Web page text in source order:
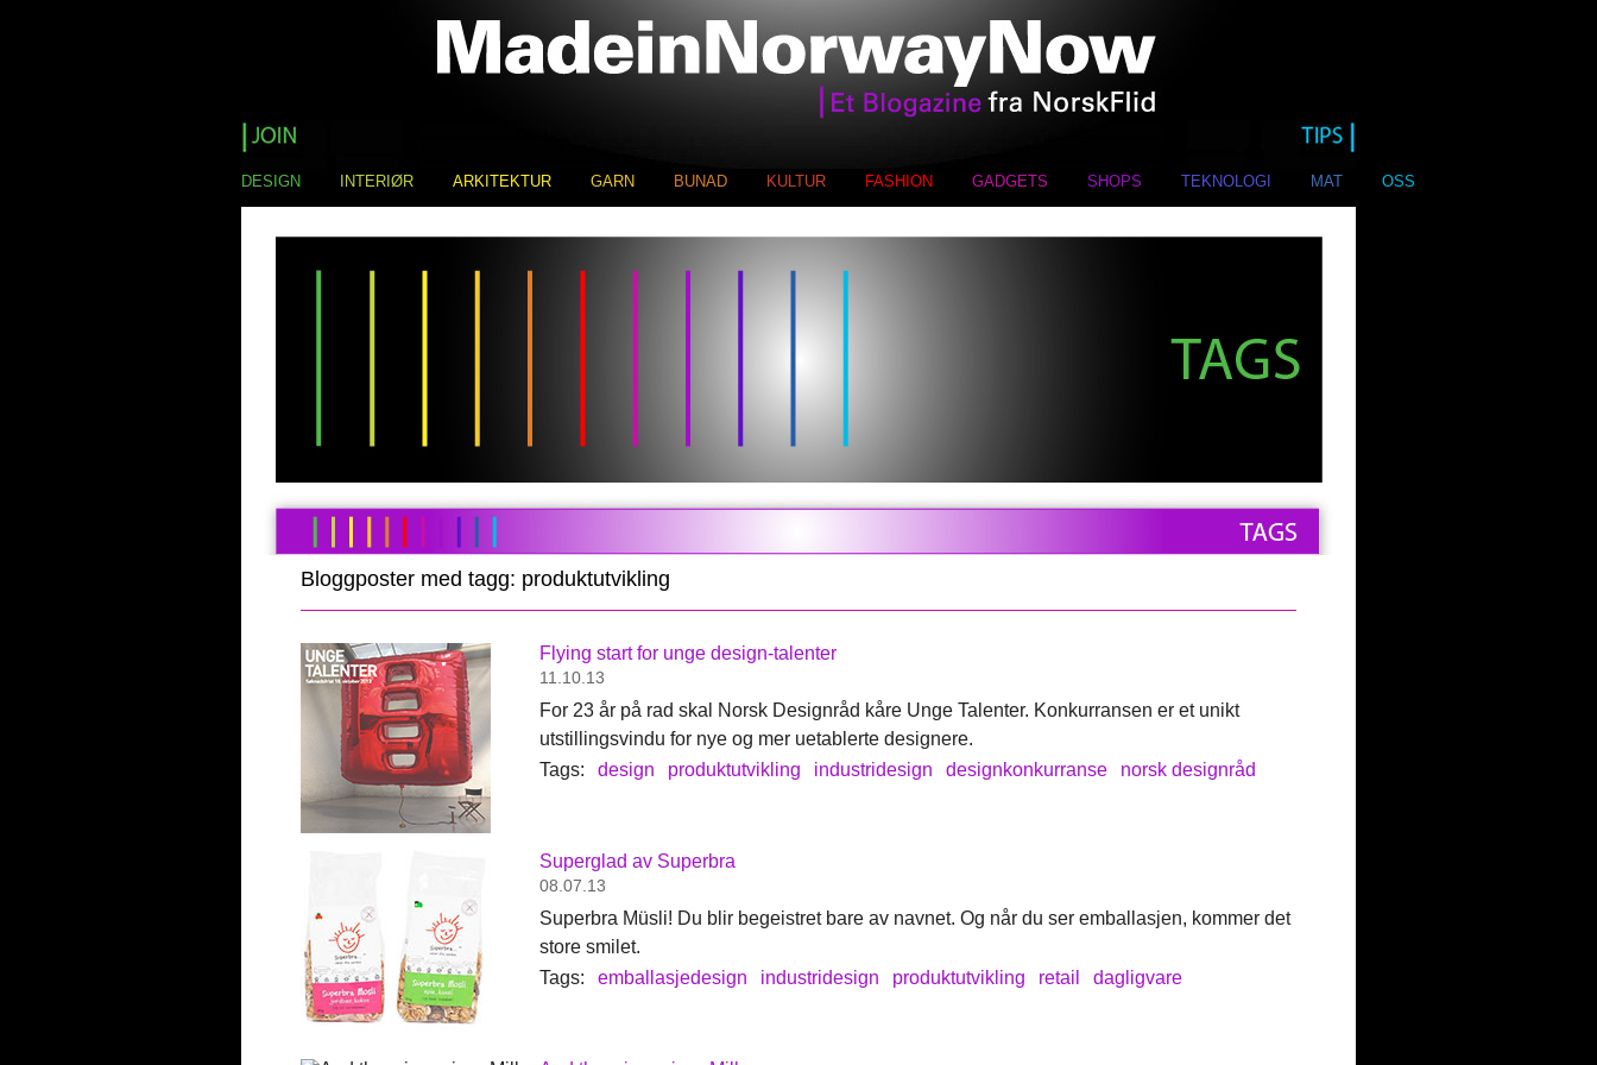
DESIGN INTERIØR ARKITEKTUR GARN BUNAD KULTUR FASHION GADGETS SHOPS TEKNOLOGI MAT OSS
Bloggposter med tagg: produktutvikling
Flying start for unge design-talenter
11.10.13
For 23 år på rad skal Norsk Designråd kåre Unge Talenter. Konkurransen er et unikt
utstillingsvindu for nye og mer uetablerte designere.
Tags:
design produktutvikling industridesign designkonkurranse norsk designråd
Superglad av Superbra
08.07.13
Superbra Müsli! Du blir begeistret bare av navnet. Og når du ser emballasjen, kommer det
store smilet.
Tags:
emballasjedesign industridesign produktutvikling retail dagligvare